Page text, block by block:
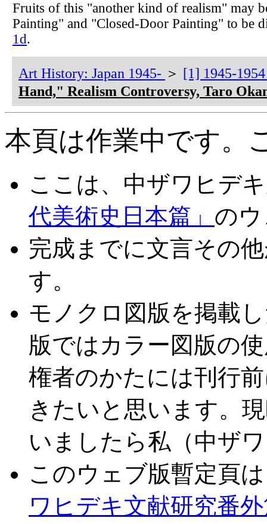
Fruits of this "another kind of realism" may
Painting" and "Closed-Door Painting" to be
1d.
Art History: Japan 1945- ＞ [1] 1945-
Hand," Realism Controversy, Taro
本頁は作業中です。
ここは、中ザワヒデ
代美術史日本篇」 の
完成までに文言その
す。
モノクロ図版を掲載
版ではカラー図版の
権者のかたには刊行
きたいと思います。
いましたら私（中ザ
このウェブ版暫定頁
ワヒデキ文献研究番